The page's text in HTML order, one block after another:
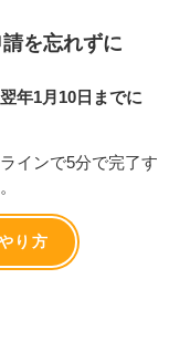
を忘れずに
翌年1月10日までに
インで5分で完了す
り方